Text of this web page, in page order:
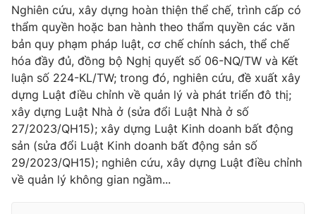
Nghiên cứu, xây dựng hoàn thiện thể chế, trình cấp có
thẩm quyền hoặc ban hành theo thẩm quyền các văn
bản quy phạm pháp luật, cơ chế chính sách, thể chế
hóa đầy đủ, đồng bộ Nghị quyết số 06-NQ/TW và Kết
luận số 224-KL/TW; trong đó, nghiên cứu, đề xuất xây
dựng Luật điều chỉnh về quản lý và phát triển đô thị;
xây dựng Luật Nhà ở (sửa đổi Luật Nhà ở số
27/2023/QH15); xây dựng Luật Kinh doanh bất động
sản (sửa đổi Luật Kinh doanh bất động sản số
29/2023/QH15); nghiên cứu, xây dựng Luật điều chỉnh
về quản lý không gian ngầm...